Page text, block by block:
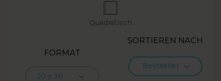
FORMAT
20 x 30
SORTIEREN NACH
Bestseller
Quadratisch